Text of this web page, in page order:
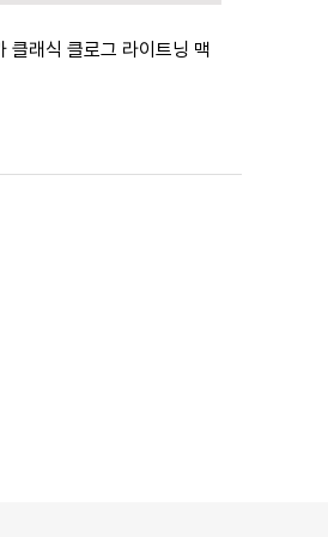
클래식 클로그 라이트닝 맥